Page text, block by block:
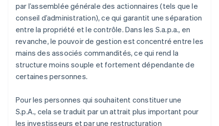
par l’assemblée générale des actionnaires (tels que le
conseil d’administration), ce qui garantit une séparation
entre la propriété et le contrôle. Dans les S.a.p.a., en
revanche, le pouvoir de gestion est concentré entre les
mains des associés commandités, ce qui rend la
structure moins souple et fortement dépendante de
certaines personnes.
Pour les personnes qui souhaitent constituer une
S.p.A., cela se traduit par un attrait plus important pour
les investisseurs et par une restructuration